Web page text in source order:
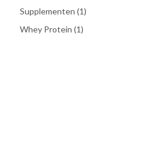
Supplementen (1)
Whey Protein (1)